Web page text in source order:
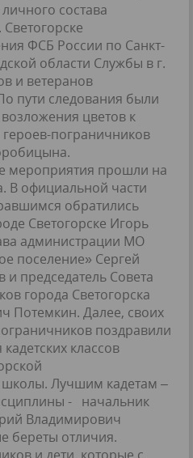
состава
ФСБ России по Санкт-
области Службы в г.
и ветеранов
пути следования были
цветов к
пограничников
мероприятия прошли на
В официальной части
обратились
Светогорске Игорь
администрации МО
поселение» Сергей
председатель Совета
города Светогорска
Потемкин. Далее, своих
поздравили
классов
Лучшим кадетам –
- начальник
Владимирович
береты отличия.